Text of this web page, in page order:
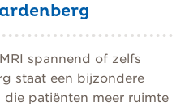
spannend of zelfs
staat een bijzondere
die patiënten meer ruimte